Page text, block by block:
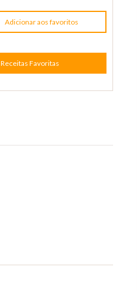
Adicionar aos favoritos
Receitas Favoritas